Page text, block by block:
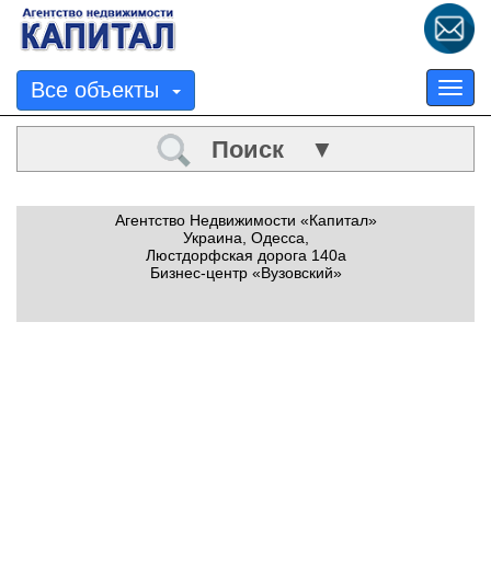
Все объекты
Поиск ▼
Агентство Недвижимости «Капитал»
Украина, Одесса,
Люстдорфская дорога 140а
Бизнес-центр «Вузовский»